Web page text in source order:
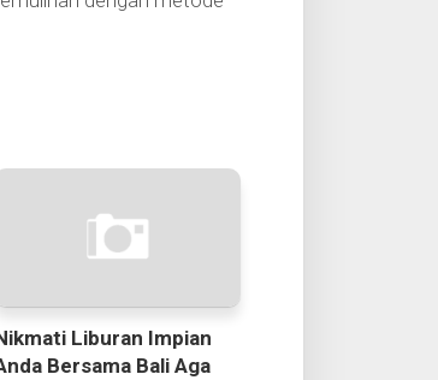
Liburan Impian
Bersama Bali Aga